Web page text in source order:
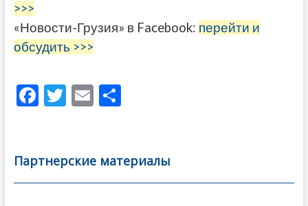
>>>
«Новости-Грузия» в Facebook: перейти и
обсудить >>>
F
b
o
T
er
E
l
О
а
в
Партнерские материалы